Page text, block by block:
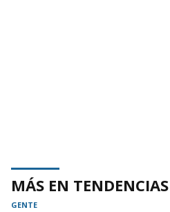
MÁS EN TENDENCIAS
GENTE